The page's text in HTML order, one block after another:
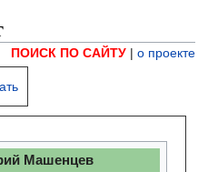
ПОИСК ПО САЙТУ | о проекте
Машенцев